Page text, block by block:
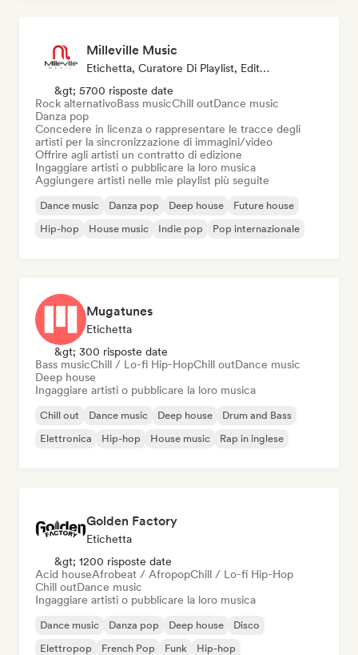
Milleville Music
Etichetta, Curatore Di Playlist, Editore, Sync Supervisor
&gt; 5700 risposte date
Rock alternativoBass musicChill outDance music
Danza pop
Concedere in licenza o rappresentare le tracce degli
artisti per la sincronizzazione di immagini/video
Offrire agli artisti un contratto di edizione
Ingaggiare artisti o pubblicare la loro musica
Aggiungere artisti nelle mie playlist più seguite
Dance music Danza pop Deep house
Future house
Hip-hop
House music Indie pop Pop internazionale
Mugatunes
Etichetta
&gt; 300 risposte date
Bass musicChill / Lo-fi Hip-HopChill outDance music
Deep house
Ingaggiare artisti o pubblicare la loro musica
Chill out Dance music Deep house
Drum and Bass
Elettronica
Hip-hop House music Rap in inglese
Golden Factory
Etichetta
&gt; 1200 risposte date
Acid houseAfrobeat / AfropopChill / Lo-fi Hip-Hop
Chill outDance music
Ingaggiare artisti o pubblicare la loro musica
Dance music Danza pop Deep house
Disco
Elettropop
French Pop Funk Hip-hop